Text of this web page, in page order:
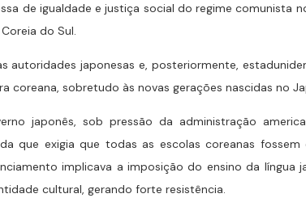
de igualdade e justiça social do regime
do Sul.
autoridades japonesas e, posteriormente,
coreana, sobretudo às novas gerações nascidas no
japonês, sob pressão da administração
que exigia que todas as escolas coreanas
implicava a imposição do ensino da
cultural, gerando forte resistência.